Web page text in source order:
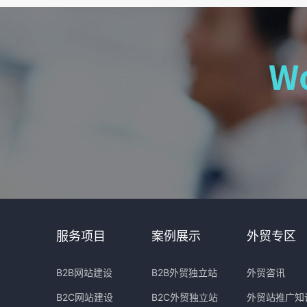
服务项目
B2B网站建设
B2C网站建设
案例展示
B2B外贸独立站
B2C外贸独立站
外贸专区
外贸咨讯
外贸站推广知